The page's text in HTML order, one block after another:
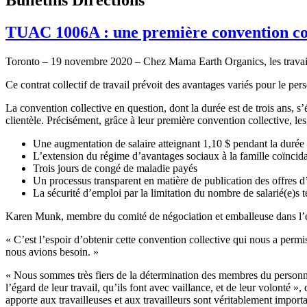
TUAC 1006A : une première convention
Toronto – 19 novembre 2020 – Chez Mama Earth Organics, les
Ce contrat collectif de travail prévoit des avantages variés pour le
La convention collective en question, dont la durée est de trois ans,
clientèle. Précisément, grâce à leur première convention collective,
Une augmentation de salaire atteignant 1,10 $ pendant la
L’extension du régime d’avantages sociaux à la famille
Trois jours de congé de maladie payés
Un processus transparent en matière de publication des offres
La sécurité d’emploi par la limitation du nombre de salarié(e)s
Karen Munk, membre du comité de négociation et emballeuse dans
« C’est l’espoir d’obtenir cette convention collective qui nous a
nous avions besoin. »
« Nous sommes très fiers de la détermination des membres du
l’égard de leur travail, qu’ils font avec vaillance, et de leur volonté
apporte aux travailleuses et aux travailleurs sont véritablement